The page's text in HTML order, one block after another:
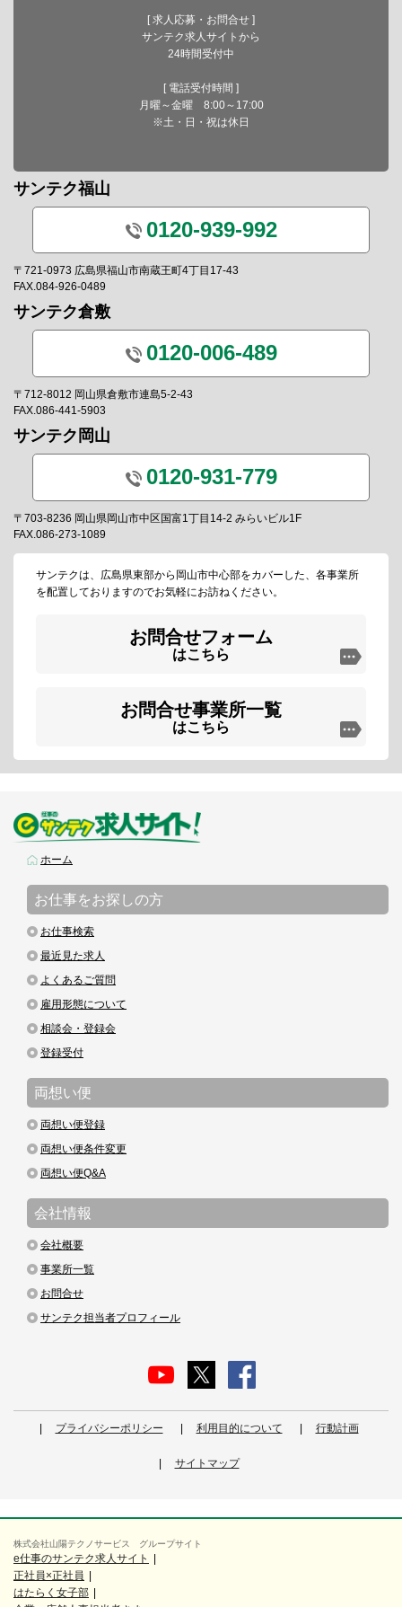
[ 求人応募・お問合せ ]
サンテク求人サイトから
24時間受付中
[ 電話受付時間 ]
月曜～金曜 8:00～17:00
※土・日・祝は休日
サンテク福山
0120-939-992
〒721-0973 広島県福山市南蔵王町4丁目17-43
FAX.084-926-0489
サンテク倉敷
0120-006-489
〒712-8012 岡山県倉敷市連島5-2-43
FAX.086-441-5903
サンテク岡山
0120-931-779
〒703-8236 岡山県岡山市中区国富1丁目14-2 みらいビル1F
FAX.086-273-1089
サンテクは、広島県東部から岡山市中心部をカバーした、各事業所
を配置しておりますのでお気軽にお訪ねください。
お問合せフォーム
はこちら
お問合せ事業所一覧
はこちら
ホーム
お仕事をお探しの方
お仕事検索
最近見た求人
よくあるご質問
雇用形態について
相談会・登録会
登録受付
両想い便
両想い便登録
両想い便条件変更
両想い便Q&A
会社情報
会社概要
事業所一覧
お問合せ
サンテク担当者プロフィール
プライバシーポリシー 利用目的について 行動計画
サイトマップ
株式会社山陽テクノサービス グループサイト
e仕事のサンテク求人サイト
正社員×正社員
はたらく女子部